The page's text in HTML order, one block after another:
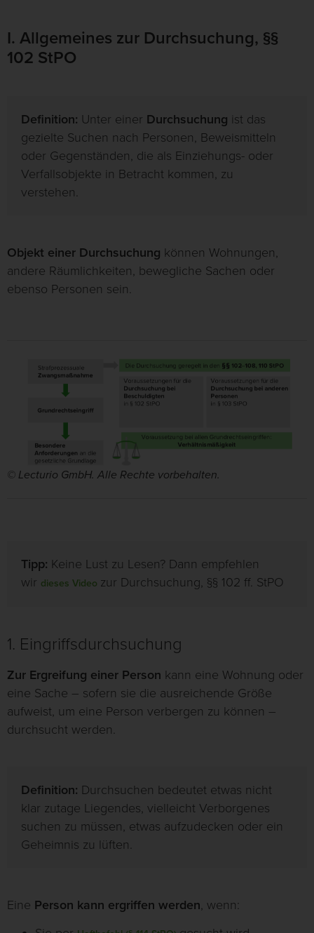
I. Allgemeines zur Durchsuchung, §§
102 StPO
Definition: Unter einer Durchsuchung ist das
gezielte Suchen nach Personen, Beweismitteln
oder Gegenständen, die als Einziehungs- oder
Verfallsobjekte in Betracht kommen, zu
verstehen.
Objekt einer Durchsuchung können Wohnungen,
andere Räumlichkeiten, bewegliche Sachen oder
ebenso Personen sein.
© Lecturio GmbH. Alle Rechte vorbehalten.
Tipp: Keine Lust zu Lesen? Dann empfehlen
wir dieses Video zur Durchsuchung, §§ 102 ff. StPO
1. Eingriffsdurchsuchung
Zur Ergreifung einer Person kann eine Wohnung oder
eine Sache – sofern sie die ausreichende Größe
aufweist, um eine Person verbergen zu können –
durchsucht werden.
Definition: Durchsuchen bedeutet etwas nicht
klar zutage Liegendes, vielleicht Verborgenes
suchen zu müssen, etwas aufzudecken oder ein
Geheimnis zu lüften.
Eine Person kann ergriffen werden, wenn: